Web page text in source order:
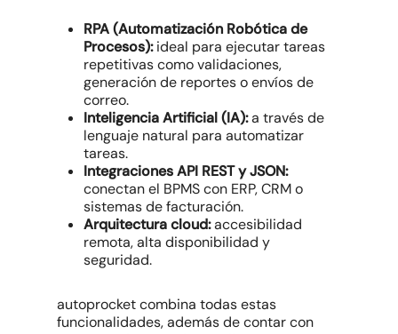
RPA (Automatización Robótica de
Procesos):ideal para ejecutar tareas
repetitivas como validaciones,
generación de reportes o envíos de
correo.
Inteligencia Artificial (IA):a través de
lenguaje natural para automatizar
tareas.
Integraciones API REST y JSON:
conectan el BPMS con ERP, CRM o
sistemas de facturación.
Arquitectura cloud:accesibilidad
remota, alta disponibilidad y
seguridad.
autoprocket combina todas estas
funcionalidades, además de contar con